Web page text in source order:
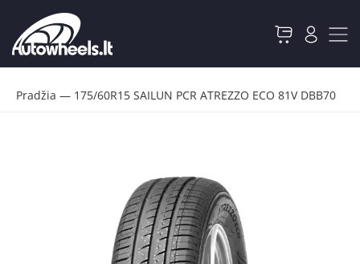
Pradžia — 175/60R15 SAILUN PCR ATREZZO ECO 81V DBB70